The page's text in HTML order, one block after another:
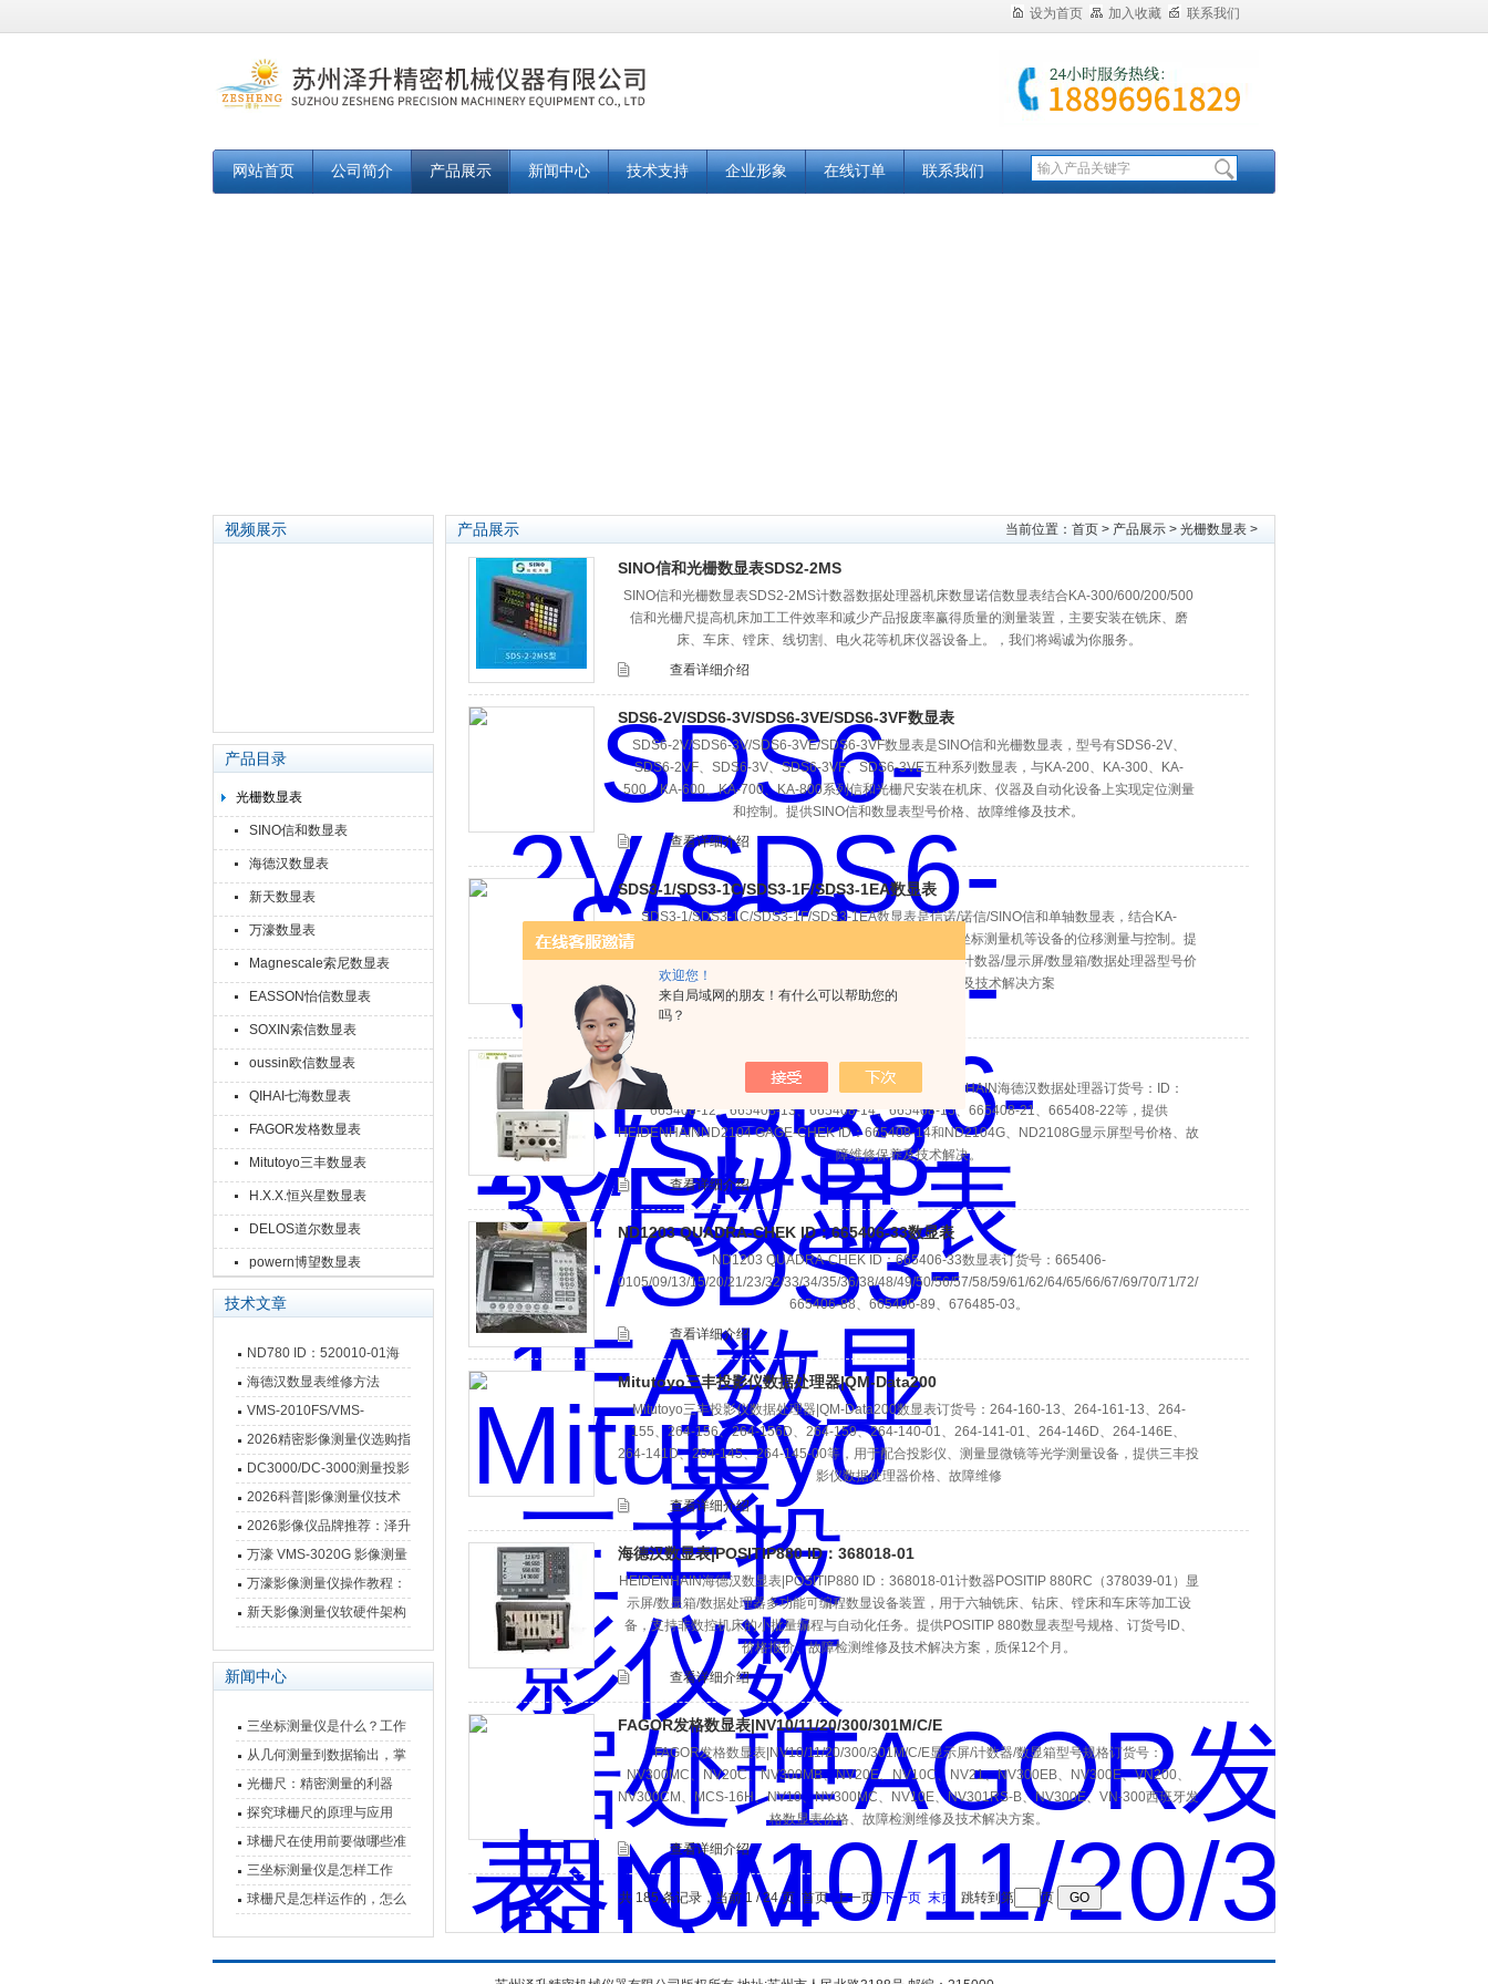
欢迎您！
来自局域网的朋友！有什么可以帮助您的
吗？
设为首页 加入收藏 联系我们
网站首页 公司简介 产品展示 新闻中心 技术支持 企业形象 在线订单 联系我们
视频展示
产品目录
光栅数显表
SINO信和数显表
海德汉数显表
新天数显表
万濠数显表
Magnescale索尼数显表
EASSON怡信数显表
SOXIN索信数显表
oussin欧信数显表
QIHAI七海数显表
FAGOR发格数显表
Mitutoyo三丰数显表
H.X.X.恒兴星数显表
DELOS道尔数显表
powern博望数显表
技术文章
ND780 ID：520010-01海
德汉数显表故障维修内容
海德汉数显表维修方法
VMS-2010FS/VMS-
3020FS/VMS-4030FS手动
影像测量仪技术参数
2026精密影像测量仪选购指
南 靠谱品牌一站式选型推荐
DC3000/DC-3000测量投影
仪万濠数据处理器数显表故
障维修方法
2026科普|影像测量仪技术
原理、分类及选型应用
2026影像仪品牌推荐：泽升
影像测量仪选型指南
万濠 VMS-3020G 影像测量
仪技术规格与应用解析
万濠影像测量仪操作教程：
从开机到出报告，新手也能
新天影像测量仪软硬件架构
新闻中心
三坐标测量仪是什么？工作
原理、分类与核心功能一次
讲清
从几何测量到数据输出，掌
握万濠影像测量仪的六大核
心能力
光栅尺：精密测量的利器
探究球栅尺的原理与应用
球栅尺在使用前要做哪些准
备工作？
三坐标测量仪是怎样工作
的，功能有什么优势？
球栅尺是怎样运作的，怎么
产品展示 当前位置： 首页 > 产品展示 > 光栅数显表 >
SINO信和光栅数显表SDS2-2MS
SINO信和光栅数显表SDS2-2MS计数器数据处理器机床数显诺信数显表结合KA-300/600/200/500
信和光栅尺提高机床加工工件效率和减少产品报废率赢得质量的测量装置，主要安装在铣床、磨
床、车床、镗床、线切割、电火花等机床仪器设备上。，我们将竭诚为你服务。
查看详细介绍
SDS6-2V/SDS6-3V/SDS6-3VE/SDS6-3VF数显表
SDS6-2V/SDS6-3V/SDS6-3VE/SDS6-3VF数显表是SINO信和光栅数显表，型号有SDS6-2V、
SDS6-2VF、SDS6-3V、SDS6-3VF、SDS6-3VE五种系列数显表，与KA-200、KA-300、KA-
500、KA-600、KA-700、KA-800系列信和光栅尺安装在机床、仪器及自动化设备上实现定位测量
和控制。提供SINO信和数显表型号价格、故障维修及技术。
查看详细介绍
SDS3-1/SDS3-1C/SDS3-1F/SDS3-1EA数显表
SDS3-1/SDS3-1C/SDS3-1F/SDS3-1EA数显表是信诺/诺信/SINO信和单轴数显表，结合KA-
200/KA-300/KA-500/KA-600/KA-800信和光栅尺对机床、坐标测量机等设备的位移测量与控制。提
供SINO SDS3-1/SDS3-1C/SDS3-1F/SDS3-1EA信数显表/计数器/显示屏/数显箱/数据处理器型号价
格销售、故障检测维修、配件供应及技术解决方案
查看详细介绍
ND2101G GAGE-CHEK ID：665408-14数显表
ND2101G GAGE-CHEK ID：665408-14数显表HEIDENHAIN海德汉数据处理器订货号：ID：
665408-12、665408-13、665408-14、665408-15、665408-21、665408-22等，提供
HEIDENHAINND2104 GAGE-CHEK ID：665408-14和‌ND2104G‌、‌ND2108G显示屏型号价格、故
障维修保养及技术解决。
查看详细介绍
ND1203 QUADRA-CHEK ID：665406-33数显表
ND1203 QUADRA-CHEK ID：665406-33数显表订货号：665406-
0105/09/13/15/20/21/23/32/33/34/35/36/38/48/49/50/56/57/58/59/61/62/64/65/66/67/69/70/71/72/74/75/76/77/80/81/82/84/85/88/89、
665406-88、665406-89、676485-03。
查看详细介绍
Mitutoyo三丰投影仪数据处理器|QM-Data200
Mitutoyo三丰投影仪数据处理器|QM-Data200数显表订货号：264-160-13、264-161-13、264-
155、264-156、264-156D、264-159、264-140-01、264-141-01、264-146D、264-146E、
264-141D、264-145、264-145-00等，用于配合投影仪、测量显微镜等光学测量设备，提供三丰投
影仪数据处理器价格、故障维修
查看详细介绍
海德汉数显表|POSITIP880 ID：368018-01
HEIDENHAIN海德汉数显表|POSITIP880 ID：368018-01计数器POSITIP 880RC（378039-01）显
示屏/数显箱/数据处理器多功能可编程数显设备装置，用于六轴铣床、钻床、镗床和车床等加工设
备，支持非数控机床的小批量编程与自动化任务。提供POSITIP 880数显表型号规格、订货号ID、
价格报价、故障检测维修及技术解决方案，质保12个月。
查看详细介绍
FAGOR发格数显表|NV10/11/20/300/301M/C/E
FAGOR发格数显表|NV10/11/20/300/301M/C/E显示屏/计数器/数显箱型号规格订货号：
NV300MC、NV20C、NV300MB、NV20E、NV10C、NV21、NV300EB、NV300E、VN200、
NV300CM、MCS-16H、NV10、NV300MC、NV10E、NV301RS-B、NV300E、VN-300西班牙发
格数显表价格、故障检测维修及技术解决方案。
查看详细介绍
共 185 条记录，当前 1 / 24 页 首页 上一页下一页 末页 跳转到第 页